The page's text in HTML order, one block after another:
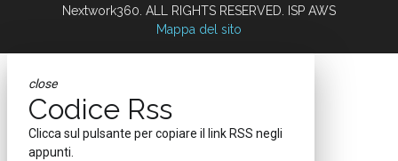
Nextwork360. ALL RIGHTS RESERVED. ISP AWS
Mappa del sito
close
Codice Rss
Clicca sul pulsante per copiare il link RSS negli
appunti.